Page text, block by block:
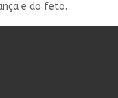
e do feto.